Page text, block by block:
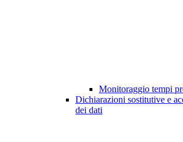
Monitoraggio tempi
Dichiarazioni sostitutive e
dei dati